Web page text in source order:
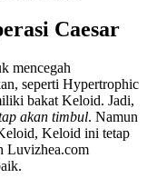
Caesar
mencegah
seperti Hypertrophic
bakat Keloid. Jadi,
akan timbul. Namun
Keloid ini tetap
Luvizhea.com